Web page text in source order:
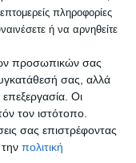
πληροφορίες
ή να αρνηθείτε
προσωπικών σας
σας, αλλά
επεξεργασία. Οι
τον ιστότοπο.
σας επιστρέφοντας
πολιτική
και
τα